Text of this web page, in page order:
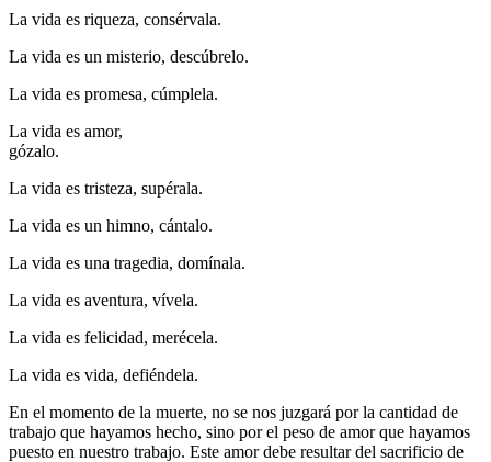
La vida es riqueza, consérvala.
La vida es un misterio, descúbrelo.
La vida es promesa, cúmplela.
La vida es amor,
gózalo.
La vida es tristeza, supérala.
La vida es un himno, cántalo.
La vida es una tragedia, domínala.
La vida es aventura, vívela.
La vida es felicidad, merécela.
La vida es vida, defiéndela.
En el momento de la muerte, no se nos juzgará por la cantidad de
trabajo que hayamos hecho, sino por el peso de amor que hayamos
puesto en nuestro trabajo. Este amor debe resultar del sacrificio de